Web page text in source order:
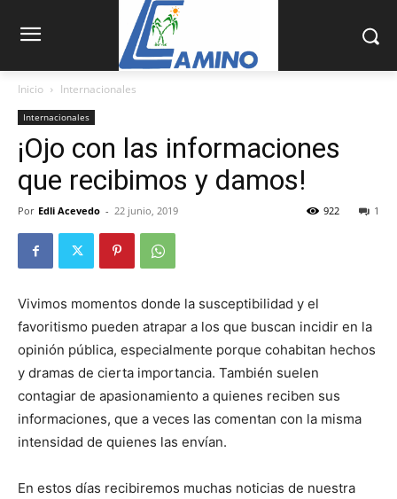
Inicio Internacionales
Internacionales
¡Ojo con las informaciones
que recibimos y damos!
Por Edli Acevedo - 22 junio, 2019 1
922
Vivimos momentos donde la susceptibilidad y el
favoritismo pueden atrapar a los que buscan incidir en la
opinión pública, especialmente porque cohabitan hechos
y dramas de cierta im­portancia. También suelen
contagiar de apasionamiento a quienes reciben sus
informaciones, que a veces las comentan con la misma
intensidad de quienes las en­vían.
En estos días recibi­remos muchas noticias de nuestra